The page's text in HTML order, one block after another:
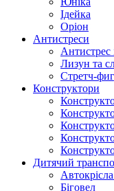
Ідейка
Оріон
Антистреси
Антистрес
Лизун та
Стретч-
Конструктори
Дитячий
Біговел